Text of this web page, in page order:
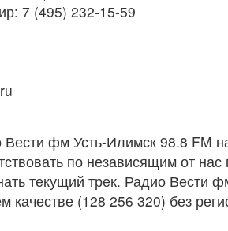
7 (495) 232-15-59
фм Усть-Илимск 98.8 FM
по независящим от нас
текущий трек. Радио Вести
(128 256 320) без